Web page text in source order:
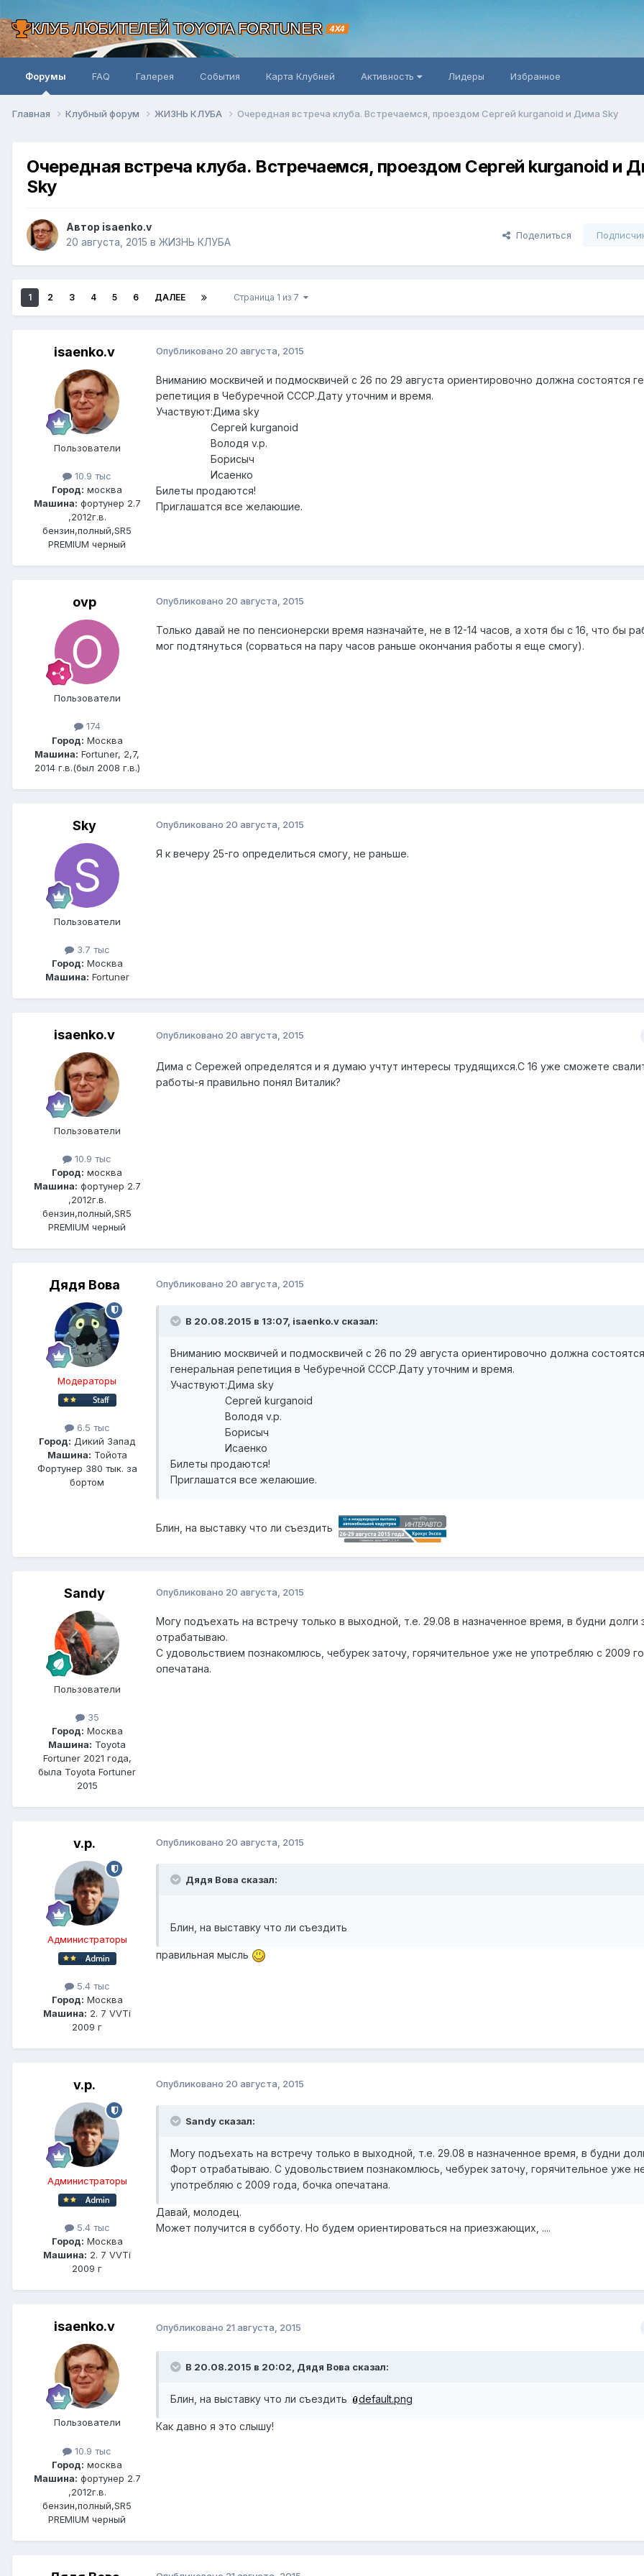
КЛУБ ЛЮБИТЕЛЕЙ TOYOTA FORTUNER 4X4
Форумы FAQ Галерея События Карта Клубней Активность Лидеры Избранное
Главная Клубный форум ЖИЗНЬ КЛУБА Очередная встреча клуба. Встречаемся, проездом Сергей kurganoid и Дима Sky
Очередная встреча клуба. Встречаемся, проездом Сергей kurganoid и
Sky
Автор isaenko.v
20 августа, 2015 в ЖИЗНЬ КЛУБА
Поделиться
1 2 3 4 5 6 ДАЛЕЕ Страница 1 из 7
isaenko.v
Пользователи
10.9 тыс
Город: москва
Машина: фортунер 2.7
,2012г.в.
бензин,полный,SR5
PREMIUM черный
Опубликовано 20 августа, 2015
Вниманию москвичей и подмосквичей с 26 по 29 августа ориентировочно должна состоятся
репетиция в Чебуречной СССР.Дату уточним и время.
Участвуют:Дима sky
Сергей kurganoid
Володя v.p.
Борисыч
Исаенко
Билеты продаются!
Приглашатся все желаюшие.
ovp
Пользователи
174
Город: Москва
Машина: Fortuner, 2,7,
2014 г.в.(был 2008 г.в.)
Опубликовано 20 августа, 2015
Только давай не по пенсионерски время назначайте, не в 12-14 часов, а хотя бы с 16, что бы
мог подтянуться (сорваться на пару часов раньше окончания работы я еще смогу).
Sky
Пользователи
3.7 тыс
Город: Москва
Машина: Fortuner
Опубликовано 20 августа, 2015
Я к вечеру 25-го определиться смогу, не раньше.
isaenko.v
Пользователи
10.9 тыс
Город: москва
Машина: фортунер 2.7
,2012г.в.
бензин,полный,SR5
PREMIUM черный
Опубликовано 20 августа, 2015
Дима с Сережей определятся и я думаю учтут интересы трудящихся.С 16 уже сможете
работы-я правильно понял Виталик?
Дядя Вова
Модераторы
6.5 тыс
Город: Дикий Запад
Машина: Тойота
Фортунер 380 тык. за
бортом
Опубликовано 20 августа, 2015
В 20.08.2015 в 13:07, isaenko.v сказал:
Вниманию москвичей и подмосквичей с 26 по 29 августа ориентировочно должна состоятся
генеральная репетиция в Чебуречной СССР.Дату уточним и время.
Участвуют:Дима sky
Сергей kurganoid
Володя v.p.
Борисыч
Исаенко
Билеты продаются!
Приглашатся все желаюшие.
Блин, на выставку что ли съездить
Sandy
Пользователи
35
Город: Москва
Машина: Toyota
Fortuner 2021 года,
была Toyota Fortuner
2015
Опубликовано 20 августа, 2015
Могу подъехать на встречу только в выходной, т.е. 29.08 в назначенное время, в будни долги
отрабатываю.
С удовольствием познакомлюсь, чебурек заточу, горячительное уже не употребляю с 2009
опечатана.
v.p.
Администраторы
5.4 тыс
Город: Москва
Машина: 2. 7 VVTi
2009 г
Опубликовано 20 августа, 2015
Дядя Вова сказал:
Блин, на выставку что ли съездить
правильная мысль
v.p.
Администраторы
5.4 тыс
Город: Москва
Машина: 2. 7 VVTi
2009 г
Опубликовано 20 августа, 2015
Sandy сказал:
Могу подъехать на встречу только в выходной, т.е. 29.08 в назначенное время, в будни
Форт отрабатываю. С удовольствием познакомлюсь, чебурек заточу, горячительное уже
употребляю с 2009 года, бочка опечатана.
Давай, молодец.
Может получится в субботу. Но будем ориентироваться на приезжающих, ....
isaenko.v
Пользователи
10.9 тыс
Город: москва
Машина: фортунер 2.7
,2012г.в.
бензин,полный,SR5
PREMIUM черный
Опубликовано 21 августа, 2015
В 20.08.2015 в 20:02, Дядя Вова сказал:
Блин, на выставку что ли съездить default.png
Как давно я это слышу!